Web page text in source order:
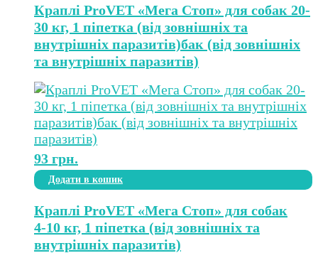
Краплі ProVET «Мега Стоп» для собак 20-
30 кг, 1 піпетка (від зовнішніх та
внутрішніх паразитів)бак (від зовнішніх
та внутрішніх паразитів)
93 грн.
Додати в кошик
Краплі ProVET «Мега Стоп» для собак
4-10 кг, 1 піпетка (від зовнішніх та
внутрішніх паразитів)